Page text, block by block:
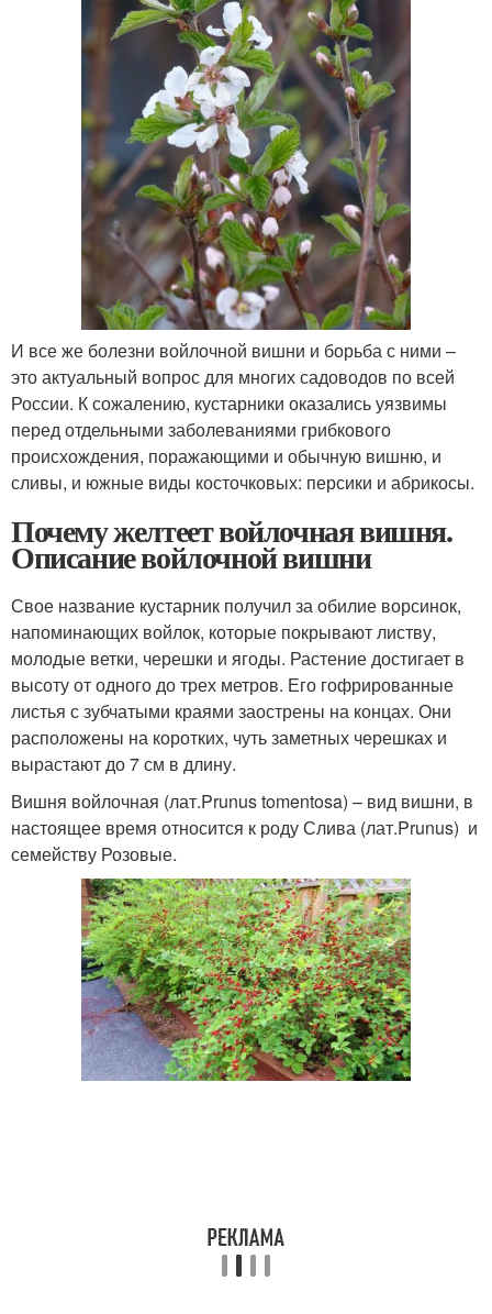
И все же болезни войлочной вишни и борьба с ними –
это актуальный вопрос для многих садоводов по всей
России. К сожалению, кустарники оказались уязвимы
перед отдельными заболеваниями грибкового
происхождения, поражающими и обычную вишню, и
сливы, и южные виды косточковых: персики и абрикосы.
Почему желтеет войлочная вишня.
Описание войлочной вишни
Свое название кустарник получил за обилие ворсинок,
напоминающих войлок, которые покрывают листву,
молодые ветки, черешки и ягоды. Растение достигает в
высоту от одного до трех метров. Его гофрированные
листья с зубчатыми краями заострены на концах. Они
расположены на коротких, чуть заметных черешках и
вырастают до 7 см в длину.
Вишня войлочная (лат.Prunus tomentosa) – вид вишни, в
настоящее время относится к роду Слива (лат.Prunus) и
семейству Розовые.